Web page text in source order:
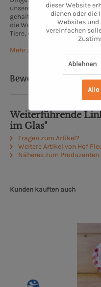
unserem Stall mit viel
gehalten und können
die Weide nutzen. Das
Tiere, die ohne Hormone
Mehr zum Hof Pleus
Bewertung
Weiterführende
im Glas"
Fragen zum Artikel?
Weitere Artikel von Hof
Näheres zum Produzenten
Kunden kauften auch
dieser Website
dienen oder
Websites
vereinfachen
Ablehnen
Alle